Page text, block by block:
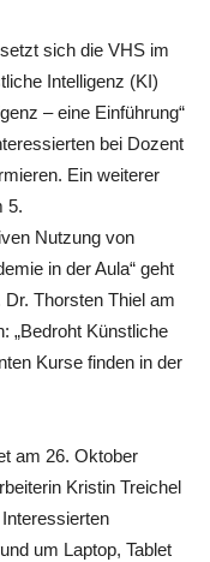
sich die VHS im
Intelligenz (KI)
– eine Einführung“
bei Dozent
Ein weiterer
5.
Nutzung von
in der Aula“ geht
Thorsten Thiel am
„Bedroht Künstliche
Kurse finden in der
am 26. Oktober
Kristin Treichel
um Laptop, Tablet